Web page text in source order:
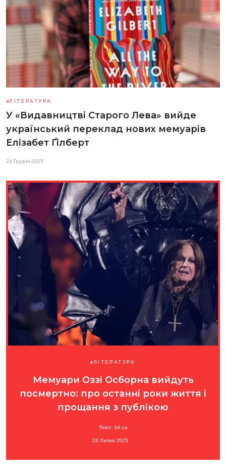
ЛІТЕРАТУРА
У «Видавництві Старого Лева» вийде
український переклад нових мемуарів
Елізабет Ґілберт
24 Грудня 2025
ЛІТЕРАТУРА
Мемуари Оззі Осборна вийдуть
посмертно: про останні роки життя і
прощання з публікою
Текст: bit.ua
28 Липня 2025